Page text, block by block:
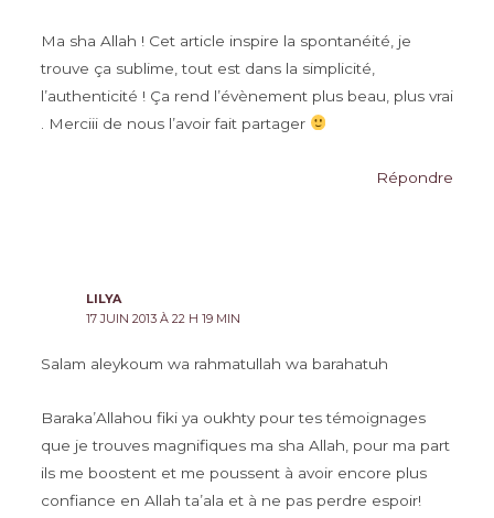
Ma sha Allah ! Cet article inspire la spontanéité, je
trouve ça sublime, tout est dans la simplicité,
l’authenticité ! Ça rend l’évènement plus beau, plus vrai
. Merciii de nous l’avoir fait partager
Répondre
LILYA
17 JUIN 2013 À 22 H 19 MIN
Salam aleykoum wa rahmatullah wa barahatuh
Baraka’Allahou fiki ya oukhty pour tes témoignages
que je trouves magnifiques ma sha Allah, pour ma part
ils me boostent et me poussent à avoir encore plus
confiance en Allah ta’ala et à ne pas perdre espoir!